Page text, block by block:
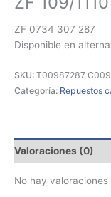
ZF 0734 307 287
Disponible en
SKU: T00987287
Categoría: Repuestos
Valoraciones (0)
No hay valoraciones